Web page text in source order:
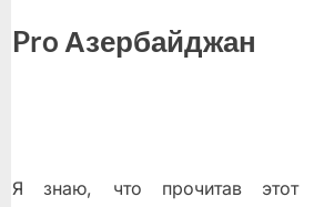
Pro Азербайджан
Я знаю, что прочитав этот